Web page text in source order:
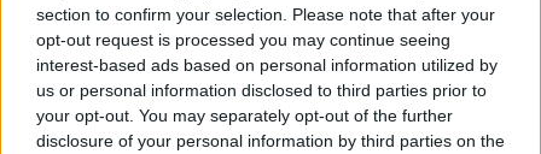
section to confirm your selection. Please note that after your
opt-out request is processed you may continue seeing
interest-based ads based on personal information utilized by
us or personal information disclosed to third parties prior to
your opt-out. You may separately opt-out of the further
disclosure of your personal information by third parties on the